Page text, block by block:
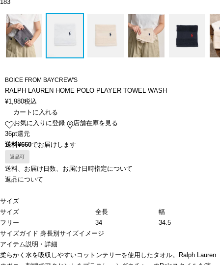
183
BOICE FROM BAYCREW'S
RALPH LAUREN HOME POLO PLAYER TOWEL WASH
¥1,980税込
カートに入れる
お気に入りに登録
店舗在庫を見る
36pt還元
送料¥660でお届けします
返品可
送料、お届け日数、お届け日時指定について
返品について
サイズ
サイズ
全長
幅
フリー
34
34.5
サイズガイド 身長別サイズイメージ
アイテム説明・詳細
柔らかく水を吸収しやすいコットンテリーを使用したタオル。Ralph Lauren